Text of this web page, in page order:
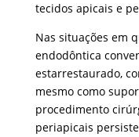
tecidos apicais e
Nas situações em
endodôntica
estarrestaurado,
mesmo como
procedimento
periapicais